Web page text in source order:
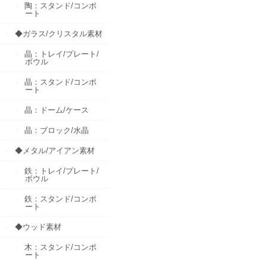
陶：スタンド/コンポ
ート
◆ガラス/クリスタル素材
晶：トレイ/プレート/
ボウル
晶：スタンド/コンポ
ート
晶：ドーム/ケース
晶：ブロック/水晶
◆メタル/アイアン素材
鉄：トレイ/プレート/
ボウル
鉄：スタンド/コンポ
ート
◆ウッド素材
木：スタンド/コンポ
ート